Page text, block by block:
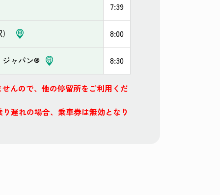
7:39
8:00
ジャパン® 8:30
んので、他の停留所をご利用くだ
遅れの場合、乗車券は無効となり